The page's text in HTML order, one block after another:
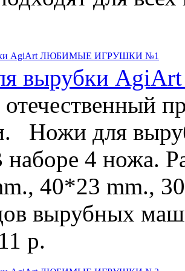
вырубки
Ножи для
4 ножа.
40*23 mm.,
вырубных
р.